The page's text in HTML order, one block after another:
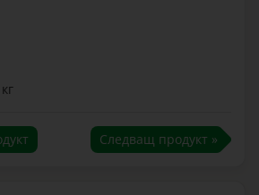
Следващ продукт »